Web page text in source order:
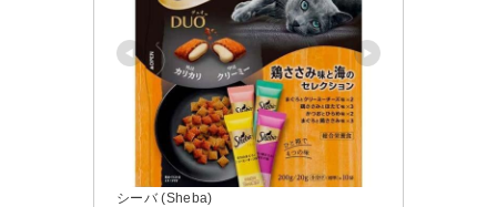
シーバ (Sheba)